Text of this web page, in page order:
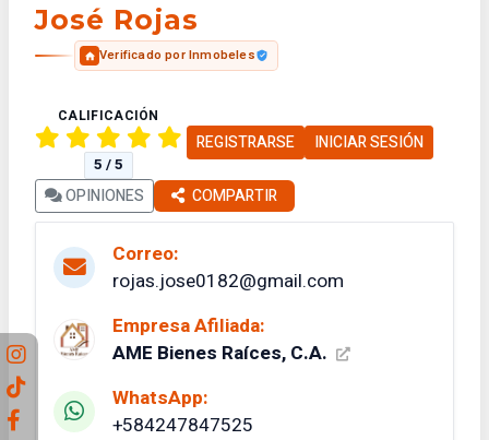
José Rojas
Verificado por Inmobeles
CALIFICACIÓN
5 / 5
REGISTRARSE INICIAR SESIÓN
OPINIONES COMPARTIR
Correo:
rojas.jose0182@gmail.com
Empresa Afiliada:
AME Bienes Raíces, C.A.
WhatsApp:
+584247847525